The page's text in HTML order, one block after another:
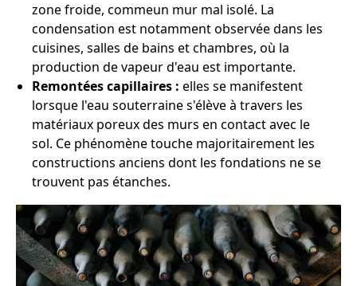
zone froide, commeun mur mal isolé. La
condensation est notamment observée dans les
cuisines, salles de bains et chambres, où la
production de vapeur d'eau est importante.
Remontées capillaires : elles se manifestent
lorsque l'eau souterraine s'élève à travers les
matériaux poreux des murs en contact avec le
sol. Ce phénomène touche majoritairement les
constructions anciens dont les fondations ne se
trouvent pas étanches.